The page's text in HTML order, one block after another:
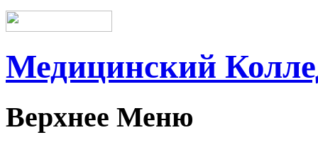
Медицинский
Верхнее Меню